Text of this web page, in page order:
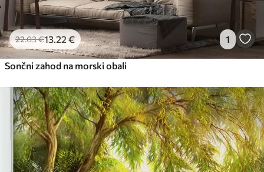
22.03€13 .22 € 1
Sončni zahod na morski obali